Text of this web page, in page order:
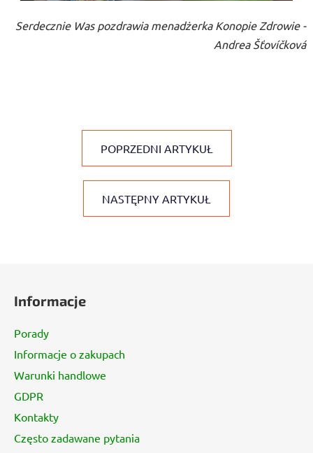
Serdecznie Was pozdrawia menadżerka Konopie Zdrowie -
Andrea Šťovíčková
POPRZEDNI ARTYKUŁ
NASTĘPNY ARTYKUŁ
Informacje
Porady
Informacje o zakupach
Warunki handlowe
GDPR
Kontakty
Często zadawane pytania